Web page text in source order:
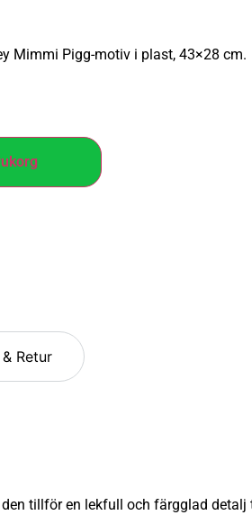
Mimmi Pigg-motiv i plast, 43×28 cm.
Retur
tillför en lekfull och färgglad detalj